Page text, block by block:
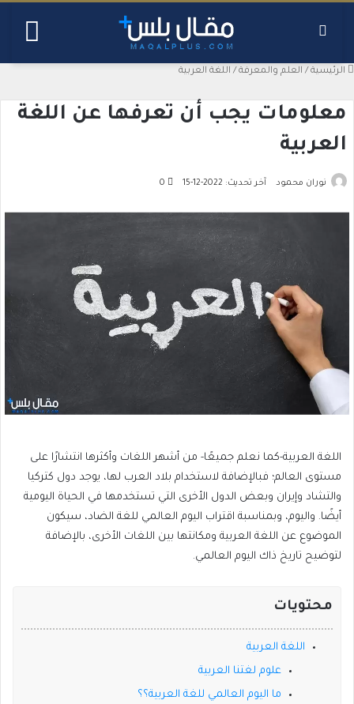
الرئيسية / العلم والمعرفة / اللغة العربية
معلومات يجب أن تعرفها عن اللغة
العربية
نوران محمود آخر تحديث: 2022-12-15 0
اللغة العربية-كما نعلم جميعًا- من أشهر اللغات وأكثرها انتشارًا على
مستوى العالم؛ فبالإضافة لاستخدام بلاد العرب لها، يوجد دول كتركيا
والتشاد وإيران وبعض الدول الأخرى التي تستخدمها في الحياة اليومية
أيضًا. واليوم، وبمناسبة اقتراب اليوم العالمي للغة الضاد، سيكون
الموضوع عن اللغة العربية ومكانتها بين اللغات الأخرى، بالإضافة
لتوضيح تاريخ ذاك اليوم العالمي.
محتويات
اللغة العربية
علوم لغتنا العربية
ما اليوم العالمي للغة العربية؟؟